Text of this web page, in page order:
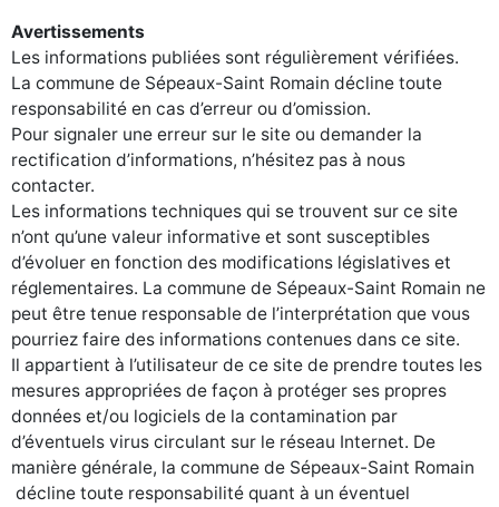
Avertissements
Les informations publiées sont régulièrement vérifiées.
La commune de Sépeaux-Saint Romain décline toute
responsabilité en cas d’erreur ou d’omission.
Pour signaler une erreur sur le site ou demander la
rectification d’informations, n’hésitez pas à nous
contacter.
Les informations techniques qui se trouvent sur ce site
n’ont qu’une valeur informative et sont susceptibles
d’évoluer en fonction des modifications législatives et
réglementaires. La commune de Sépeaux-Saint Romain ne
peut être tenue responsable de l’interprétation que vous
pourriez faire des informations contenues dans ce site.
Il appartient à l’utilisateur de ce site de prendre toutes les
mesures appropriées de façon à protéger ses propres
données et/ou logiciels de la contamination par
d’éventuels virus circulant sur le réseau Internet. De
manière générale, la commune de Sépeaux-Saint Romain
décline toute responsabilité quant à un éventuel